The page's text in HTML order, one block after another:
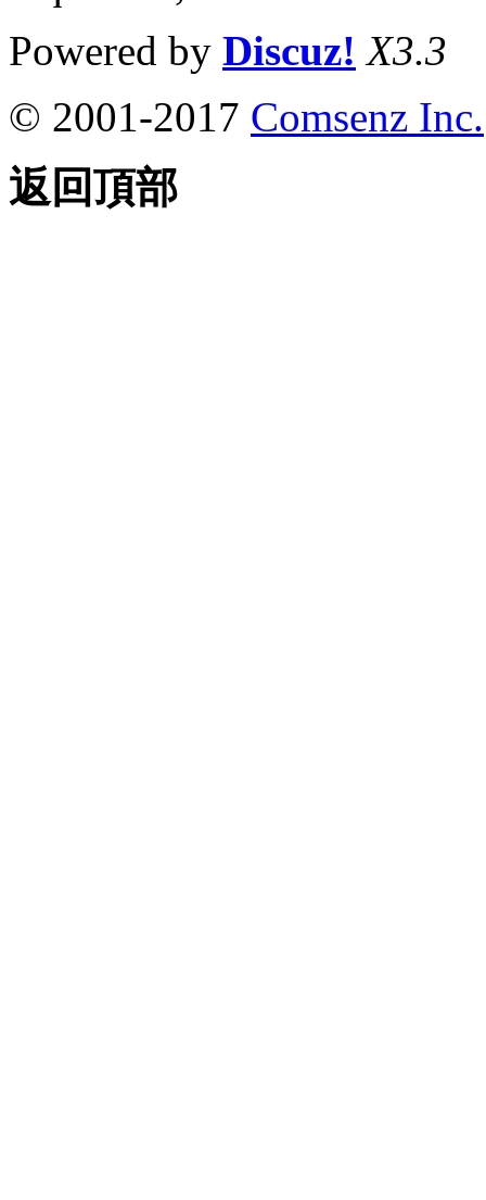
Powered by Discuz! X3.3
© 2001-2017 Comsenz Inc.
返回頂部